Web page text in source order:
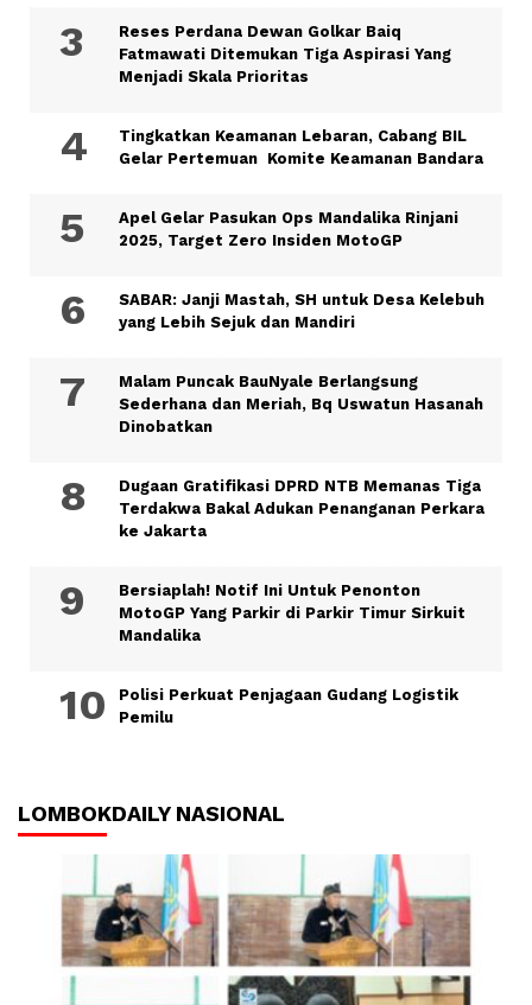
Reses Perdana Dewan Golkar Baiq
Fatmawati Ditemukan Tiga Aspirasi Yang
Menjadi Skala Prioritas
Tingkatkan Keamanan Lebaran, Cabang BIL
Gelar Pertemuan Komite Keamanan Bandara
Apel Gelar Pasukan Ops Mandalika Rinjani
2025, Target Zero Insiden MotoGP
SABAR: Janji Mastah, SH untuk Desa Kelebuh
yang Lebih Sejuk dan Mandiri
Malam Puncak BauNyale Berlangsung
Sederhana dan Meriah, Bq Uswatun Hasanah
Dinobatkan
Dugaan Gratifikasi DPRD NTB Memanas Tiga
Terdakwa Bakal Adukan Penanganan Perkara
ke Jakarta
Bersiaplah! Notif Ini Untuk Penonton
MotoGP Yang Parkir di Parkir Timur Sirkuit
Mandalika
Polisi Perkuat Penjagaan Gudang Logistik
Pemilu
LOMBOKDAILY NASIONAL